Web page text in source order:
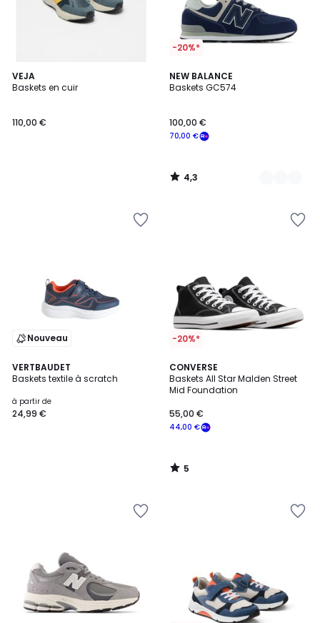
VEJA
Baskets en cuir
110,00 €
-20%*
NEW BALANCE
Baskets GC574
70,00 €
100,00 €
4,3
/ 5
5
Couleurs
4,3
/
Nouveau
VERTBAUDET
Baskets textile à scratch
à partir de
24,99 €
-20%*
CONVERSE
Baskets All Star Malden Street
Mid Foundation
44,00 €
55,00 €
5
/
5
5
/